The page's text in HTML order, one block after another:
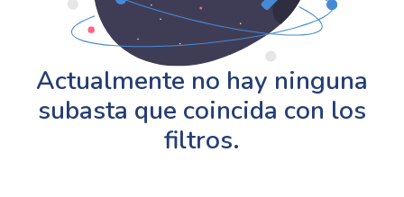
Actualmente no hay ninguna
subasta que coincida con los
filtros.